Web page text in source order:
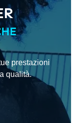
prestazioni
qualità.